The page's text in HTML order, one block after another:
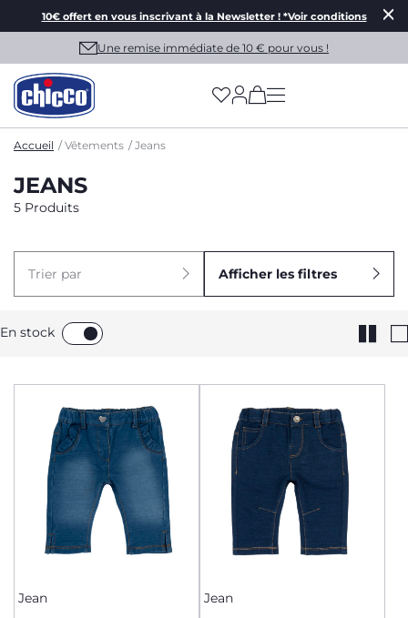
10€ offert en vous inscrivant à la Newsletter ! *Voir conditions
Une remise immédiate de 10 € pour vous !
(has more options
Accueil Vêtements Jeans
JEANS
5 Produits
Trier par Afficher les filtres
En stock
Jean Jean